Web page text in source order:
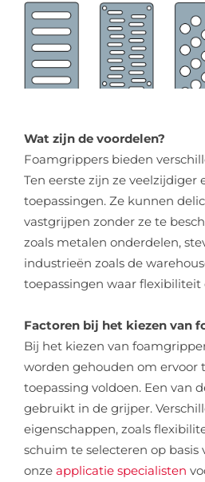
Wat zijn de voordelen?
Foamgrippers bieden
Ten eerste zijn ze
toepassingen. Ze kunnen
vastgrijpen zonder ze te
zoals metalen onderdelen,
industrieën zoals de
toepassingen waar flexibiliteit
Factoren bij het kiezen van
Bij het kiezen van
worden gehouden om ervoor
toepassing voldoen. Een van
gebruikt in de grijper.
eigenschappen, zoals
schuim te selecteren op basis
onze applicatie specialisten